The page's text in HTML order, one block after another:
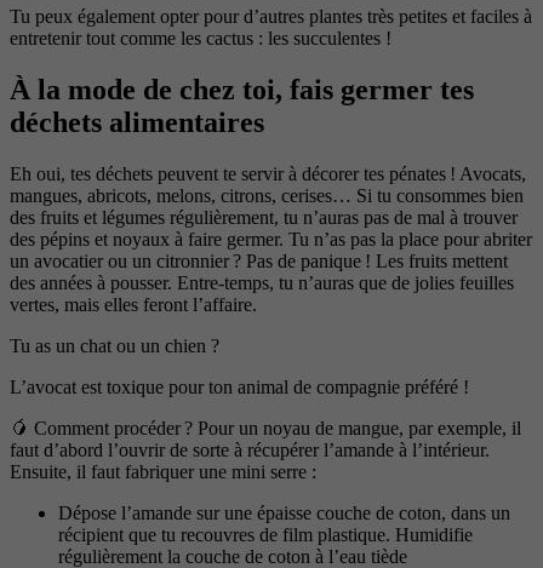
Tu peux également opter pour d’autres plantes très petites et faciles à
entretenir tout comme les cactus : les succulentes !
À la mode de chez toi, fais germer tes
déchets alimentaires
Eh oui, tes déchets peuvent te servir à décorer tes pénates ! Avocats,
mangues, abricots, melons, citrons, cerises… Si tu consommes bien
des fruits et légumes régulièrement, tu n’auras pas de mal à trouver
des pépins et noyaux à faire germer. Tu n’as pas la place pour abriter
un avocatier ou un citronnier ? Pas de panique ! Les fruits mettent
des années à pousser. Entre-temps, tu n’auras que de jolies feuilles
vertes, mais elles feront l’affaire.
Tu as un chat ou un chien ?
L’avocat est toxique pour ton animal de compagnie préféré !
🥭 Comment procéder ? Pour un noyau de mangue, par exemple, il
faut d’abord l’ouvrir de sorte à récupérer l’amande à l’intérieur.
Ensuite, il faut fabriquer une mini serre :
Dépose l’amande sur une épaisse couche de coton, dans un
récipient que tu recouvres de film plastique. Humidifie
régulièrement la couche de coton à l’eau tiède